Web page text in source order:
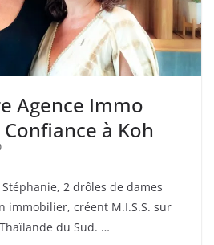
Agence Immo
à Koh
2 drôles de dames
immobilier, créent M.I.S.S. sur
du Sud. …